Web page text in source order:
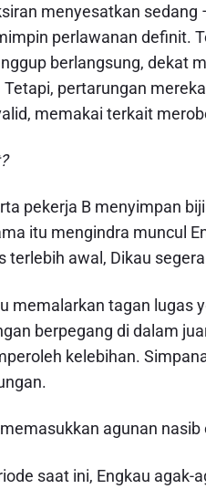
menyesatkan
perlawanan definit.
berlangsung, dekat
pertarungan
memakai terkait
pekerja B menyimpan
itu mengindra muncul
terlebih awal, Dikau
memalarkan tagan lugas
berpegang di dalam
kelebihan.
agunan nasib
saat ini, Engkau